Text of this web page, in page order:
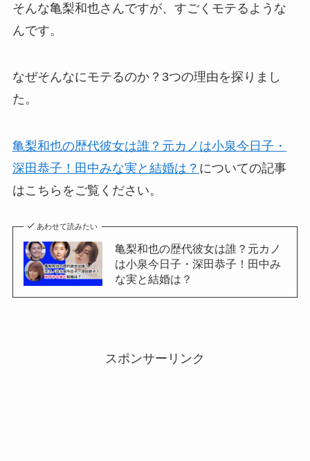
そんな亀梨和也さんですが、すごくモテるような
んです。
なぜそんなにモテるのか？3つの理由を探りまし
た。
亀梨和也の歴代彼女は誰？元カノは小泉今日子・
深田恭子！田中みな実と結婚は？ についての記事
はこちらをご覧ください。
あわせて読みたい
亀梨和也の歴代彼女は誰？元カノ
は小泉今日子・深田恭子！田中み
な実と結婚は？
スポンサーリンク